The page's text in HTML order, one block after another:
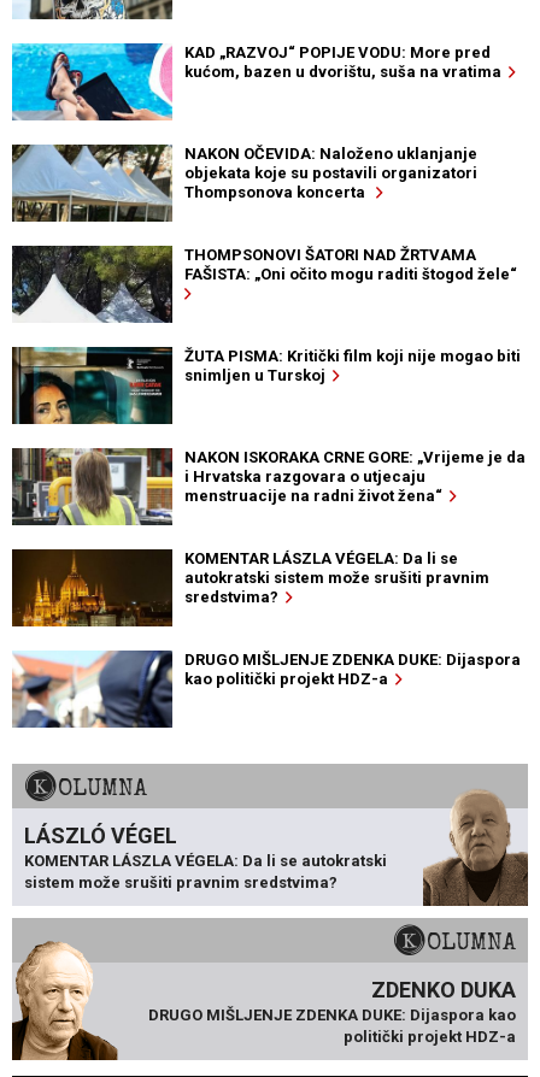
KAD „RAZVOJ“ POPIJE VODU: More pred
kućom, bazen u dvorištu, suša na vratima
NAKON OČEVIDA: Naloženo uklanjanje
objekata koje su postavili organizatori
Thompsonova koncerta
THOMPSONOVI ŠATORI NAD ŽRTVAMA
FAŠISTA: „Oni očito mogu raditi štogod žele“
ŽUTA PISMA: Kritički film koji nije mogao biti
snimljen u Turskoj
NAKON ISKORAKA CRNE GORE: „Vrijeme je da
i Hrvatska razgovara o utjecaju
menstruacije na radni život žena“
KOMENTAR LÁSZLA VÉGELA: Da li se
autokratski sistem može srušiti pravnim
sredstvima?
DRUGO MIŠLJENJE ZDENKA DUKE: Dijaspora
kao politički projekt HDZ-a
KOLUMNA
LÁSZLÓ VÉGEL
KOMENTAR LÁSZLA VÉGELA: Da li se autokratski
sistem može srušiti pravnim sredstvima?
KOLUMNA
ZDENKO DUKA
DRUGO MIŠLJENJE ZDENKA DUKE: Dijaspora kao
politički projekt HDZ-a